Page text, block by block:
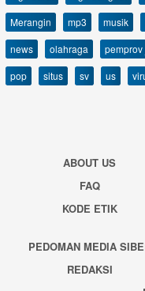
Merangin
mp3 musik
news
olahraga pemprov
pop
situs sv us
ABOUT US
FAQ
KODE ETIK
PEDOMAN MEDIA
REDAKSI